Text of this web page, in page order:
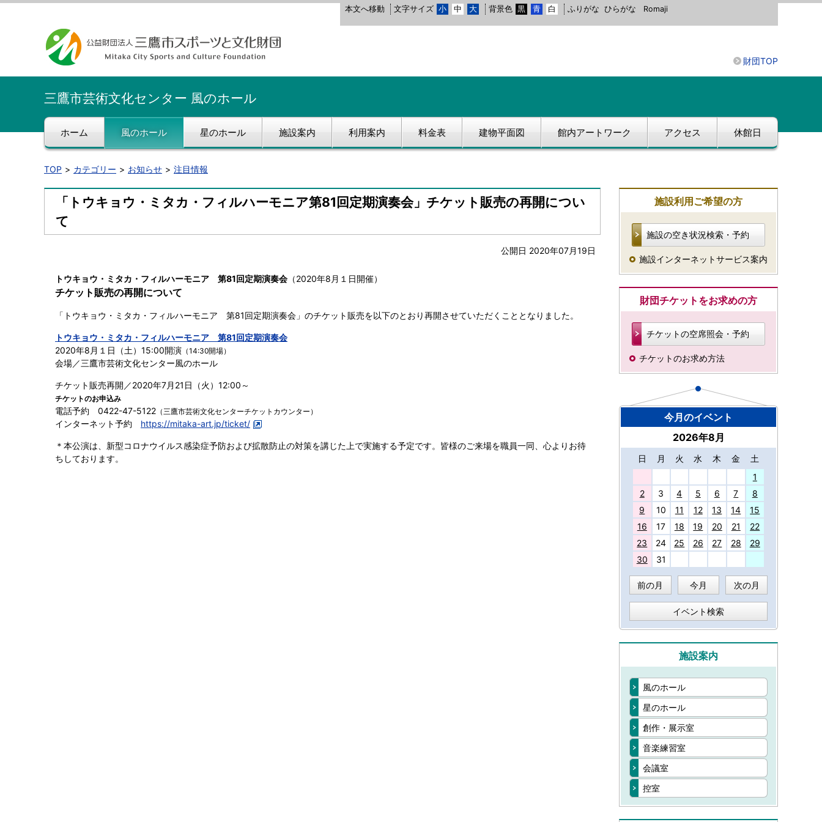
本文へ移動 文字サイズ 小 中 大 背景色 黒 青 白 ふりがな ひらがな Romaji
財団TOP
三鷹市芸術文化センター 風のホール
ホーム 風のホール 星のホール 施設案内 利用案内 料金表 建物平面図 館内アートワーク アクセス 休館日
TOP カテゴリー お知らせ 注目情報
「トウキョウ・ミタカ・フィルハーモニア第81回定期演奏会」チケット販売の再開につい
て
公開日 2020年07月19日
トウキョウ・ミタカ・フィルハーモニア 第81回定期演奏会 （2020年8月１日開催）
チケット販売の再開について
「トウキョウ・ミタカ・フィルハーモニア 第81回定期演奏会」のチケット販売を以下のとおり再開させていただくこととなりました。
トウキョウ・ミタカ・フィルハーモニア 第81回定期演奏会
2020年8月１日（土）15:00開演 （14:30開場）
会場／三鷹市芸術文化センター風のホール
チケット販売再開／2020年7月21日（火）12:00～
チケットのお申込み
電話予約 0422-47-5122 （三鷹市芸術文化センターチケットカウンター）
インターネット予約 https://mitaka-art.jp/ticket/
＊本公演は、新型コロナウイルス感染症予防および拡散防止の対策を講じた上で実施する予定です。皆様のご来場を職員一同、心よりお待
ちしております。
施設利用ご希望の方
施設の空き状況検索・予約
施設インターネットサービス案内
財団チケットをお求めの方
チケットの空席照会・予約
チケットのお求め方法
今月のイベント
2026年8月
日 月 火 水 木 金
土
1
2
3 4 5 6 7
8
9
10 11 12 13 14
15
16
17 18 19 20 21
22
23
24 25 26 27 28
29
30
31
前の月 今月 次の月
イベント検索
施設案内
風のホール
星のホール
創作・展示室
音楽練習室
会議室
控室